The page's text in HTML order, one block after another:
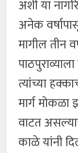
अशी या
अनेक
मागील तीन
त्यांच्या
मार्ग मोकळा
वाटत
काळे यांनी